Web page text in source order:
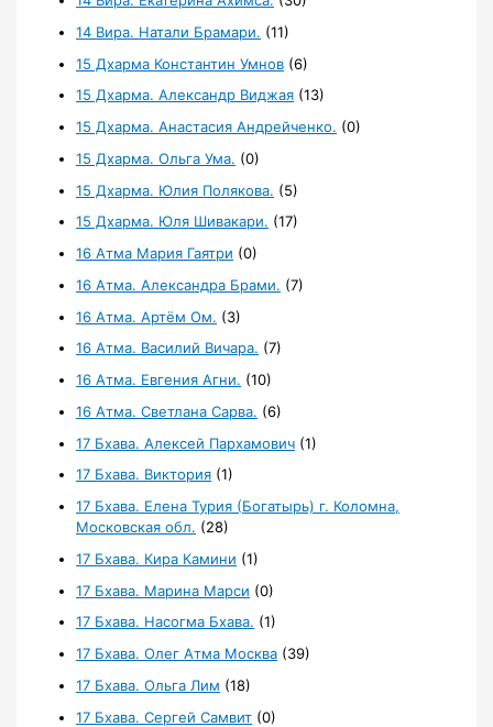
14 Вира. Натали Брамари. (11)
15 Дхарма Константин Умнов (6)
15 Дхарма. Александр Виджая (13)
15 Дхарма. Анастасия Андрейченко. (0)
15 Дхарма. Ольга Ума. (0)
15 Дхарма. Юлия Полякова. (5)
15 Дхарма. Юля Шивакари. (17)
16 Атма Мария Гаятри (0)
16 Атма. Александра Брами. (7)
16 Атма. Артём Ом. (3)
16 Атма. Василий Вичара. (7)
16 Атма. Евгения Агни. (10)
16 Атма. Светлана Сарва. (6)
17 Бхава. Алексей Пархамович (1)
17 Бхава. Виктория (1)
17 Бхава. Елена Турия (Богатырь) г. Коломна,
Московская обл. (28)
17 Бхава. Кира Камини (1)
17 Бхава. Марина Марси (0)
17 Бхава. Насогма Бхава. (1)
17 Бхава. Олег Атма Москва (39)
17 Бхава. Ольга Лим (18)
17 Бхава. Сергей Самвит (0)